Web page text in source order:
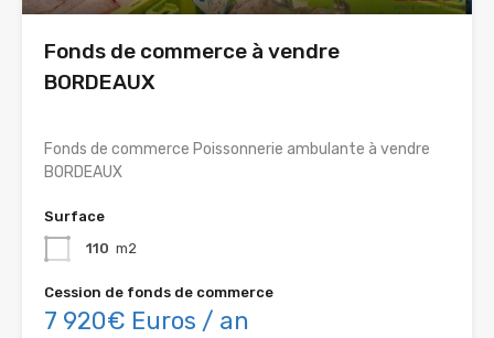
Fonds de commerce à vendre
BORDEAUX
Fonds de commerce Poissonnerie ambulante à vendre
BORDEAUX
Surface
110 m2
Cession de fonds de commerce
7 920€ Euros / an